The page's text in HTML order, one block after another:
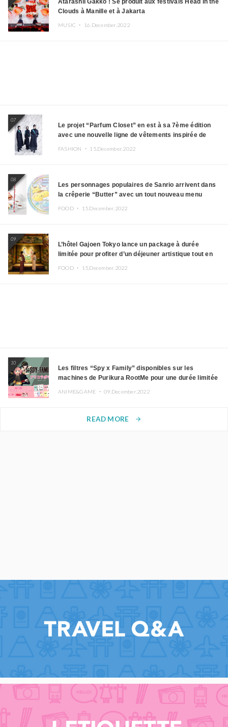
Atarashii Gakko ! Se produit aux festivals Head in the
Clouds à Manille et à Jakarta
MUSIC ・ 16.December.2022
07
Le projet “Parfum Closet” en est à sa 7ème édition
avec une nouvelle ligne de vêtements inspirée de
FASHION ・ 15.December.2022
08
Les personnages populaires de Sanrio arrivent dans
la crêperie “Butter” avec un tout nouveau menu
FOOD ・ 15.December.2022
09
L’hôtel Gajoen Tokyo lance un package à durée
limitée pour profiter d’un déjeuner artistique tout en
FOOD ・ 15.December.2022
10
Les filtres “Spy x Family” disponibles sur les
machines de Purikura RootMe pour une durée limitée
ANIME&GAME ・09.December.2022
READ MORE arrow_forward